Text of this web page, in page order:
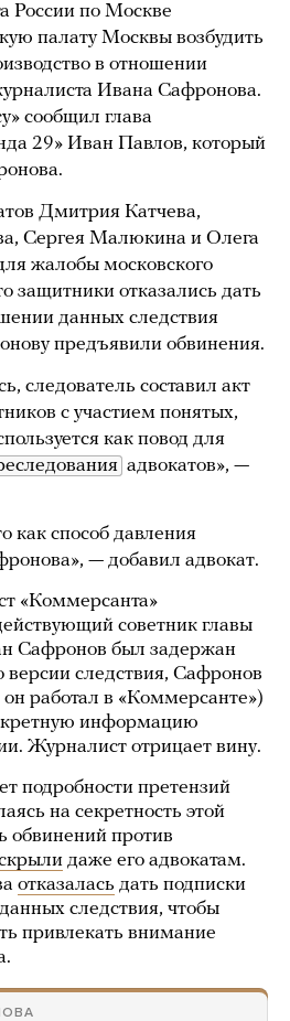
России по Москве
палату Москвы возбудить
в отношении
Ивана Сафронова.
сообщил глава
29» Иван Павлов, который
Дмитрия Катчева,
Сергея Малюкина и Олега
жалобы московского
защитники отказались дать
данных следствия
предъявили обвинения.
следователь составил акт
с участием понятых,
как повод для
адвокатов», —
как способ давления
— добавил адвокат.
«Коммерсанта»
советник главы
Сафронов был задержан
следствия, Сафронов
он работал в «Коммерсанте»)
информацию
Журналист отрицает вину.
подробности претензий
на секретность этой
обвинений против
даже его адвокатам.
отказалась дать подписки
следствия, чтобы
привлекать внимание